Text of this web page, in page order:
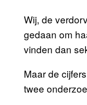
Wij, de
gedaan om
vinden dan
Maar de
twee